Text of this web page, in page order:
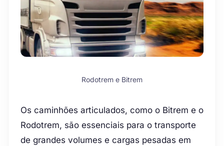
Rodotrem e Bitrem
Os caminhões articulados, como o Bitrem e o
Rodotrem, são essenciais para o transporte
de grandes volumes e cargas pesadas em